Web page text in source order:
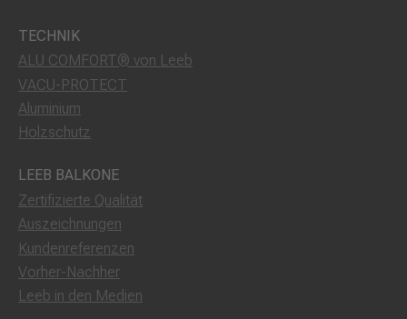
TECHNIK
ALU COMFORT® von Leeb
VACU-PROTECT
Aluminium
Holzschutz
LEEB BALKONE
Zertifizierte Qualität
Auszeichnungen
Kundenreferenzen
Vorher-Nachher
Leeb in den Medien